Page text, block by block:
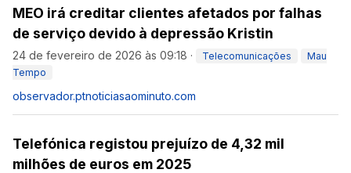
MEO irá creditar clientes afetados por falhas
de serviço devido à depressão Kristin
24 de fevereiro de 2026 às 09:18 · Telecomunicações
Mau
Tempo
observador.ptnoticiasaominuto.com
Telefónica registou prejuízo de 4,32 mil
milhões de euros em 2025